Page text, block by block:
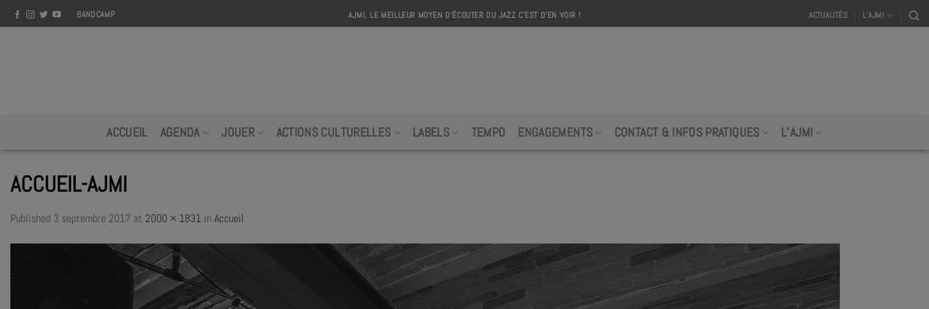
Skip
to
BANDCAMP AJMI, LE MEILLEUR MOYEN D'ÉCOUTER DU JAZZ C'EST D'EN VOIR ! ACTUALITÉS L’AJMI
ACCUEIL AGENDA JOUER ACTIONS CULTURELLES LABELS TEMPO ENGAGEMENTS CONTACT & INFOS PRATIQUES L’AJMI
ACCUEIL-AJMI
Published 3 septembre 2017 at 2000 × 1831 in Accueil